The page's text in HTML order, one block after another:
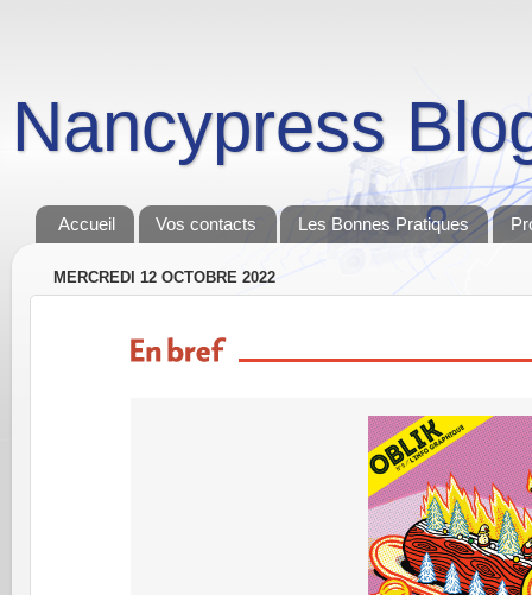
Nancypress
Accueil Vos contacts Les Bonnes Pratiques
MERCREDI 12 OCTOBRE 2022